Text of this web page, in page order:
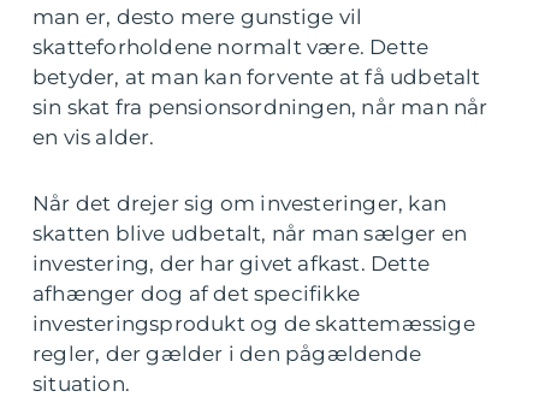
man er, desto mere gunstige vil
skatteforholdene normalt være. Dette
betyder, at man kan forvente at få udbetalt
sin skat fra pensionsordningen, når man når
en vis alder.
Når det drejer sig om investeringer, kan
skatten blive udbetalt, når man sælger en
investering, der har givet afkast. Dette
afhænger dog af det specifikke
investeringsprodukt og de skattemæssige
regler, der gælder i den pågældende
situation.